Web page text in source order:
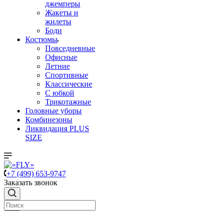
джемперы
Жакеты и
жилеты
Боди
Костюмы
Повседневные
Офисные
Летние
Спортивные
Классические
С юбкой
Трикотажные
Головные уборы
Комбинезоны
Ликвидация PLUS
SIZE
+7 (499) 653-9747
Заказать звонок